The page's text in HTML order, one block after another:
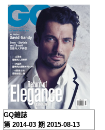
GQ雜誌
第 2014-03 期 2015-08-13